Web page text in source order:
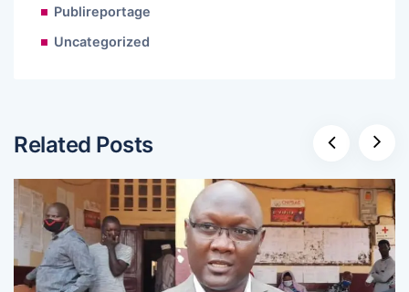
Publireportage
Uncategorized
Related Posts